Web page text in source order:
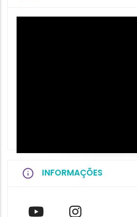
INFORMAÇÕES